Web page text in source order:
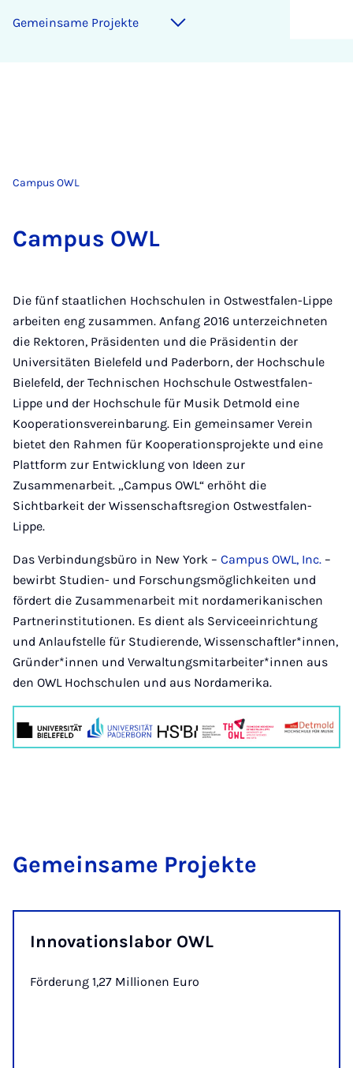
Ge­mein­sa­me Pro­jek­te
Campus OWL
Cam­pus OWL
Die fünf staatlichen Hochschulen in Ostwestfalen-Lippe
arbeiten eng zusammen. Anfang 2016 unterzeichneten
die Rektoren, Präsidenten und die Präsidentin der
Universitäten Bielefeld und Paderborn, der Hochschule
Bielefeld, der Technischen Hochschule Ostwestfalen-
Lippe und der Hochschule für Musik Detmold eine
Kooperationsvereinbarung. Ein gemeinsamer Verein
bietet den Rahmen für Kooperationsprojekte und eine
Plattform zur Entwicklung von Ideen zur
Zusammenarbeit. „Campus OWL“ erhöht die
Sichtbarkeit der Wissenschaftsregion Ostwestfalen-
Lippe.
Das Verbindungsbüro in New York – Campus OWL, Inc. –
bewirbt Studien- und Forschungsmöglichkeiten und
fördert die Zusammenarbeit mit nordamerikanischen
Partnerinstitutionen. Es dient als Serviceeinrichtung
und Anlaufstelle für Studierende, Wissenschaftler*innen,
Gründer*innen und Verwaltungsmitarbeiter*innen aus
den OWL Hochschulen und aus Nordamerika.
Ge­mein­sa­me Pro­jek­te
Innovationslabor OWL
Förderung 1,27 Millionen Euro